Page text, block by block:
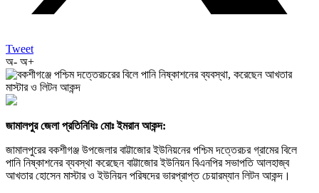
Tweet
অ- অ+
জামালপুর জেলা প্রতিনিধিঃ মোঃ ইমরান আকন্দ:
জামালপুরের বকশীগঞ্জ উপজেলার বাট্টাজোর ইউনিয়নের পশ্চিম দত্তেরচর গ্রামের বিলে
পানি নিষ্কাশনের ব্যবস্থা করেছেন বাট্টাজোর ইউনিয়ন বিএনপির সভাপতি আলহাজ্ব
আখতার হোসেন মাস্টার ও ইউনিয়ন পরিষদের ভারপ্রাপ্ত চেয়ারম্যান লিটন আকন্দ।